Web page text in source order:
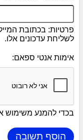
פרטיות: בכתובת
לשליחת עדכונים אלו.
אימות אנטי ספאם:
בכדי להמנע משימוש